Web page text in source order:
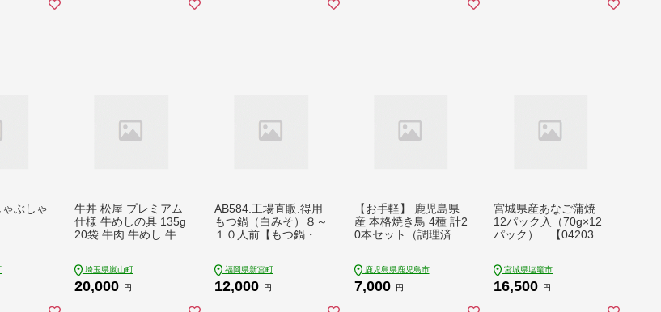
ぶしゃ
牛丼 松屋 プレミアム
仕様 牛めしの具 135g
20袋 牛肉 牛めし 牛肉
時短 簡単 便利 惣菜
夕食 レンチン お弁当
埼玉県嵐山町
20,000 円
AB584.工場直販.得用
もつ鍋（白みそ）８～
１０人前【もつ鍋・味
福岡県新宮町
12,000 円
【お手軽】 鹿児島県
産 本格焼き鳥 4種 計2
0本セット（調理済）
鹿児島県鹿児島市
7,000 円
宮城県産あなご蒲焼
12パック入（70g×12
パック） 【04203-0
宮城県塩竈市
16,500 円